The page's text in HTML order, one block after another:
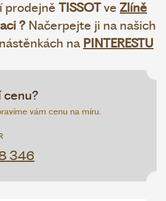
prodejně TISSOTve Zlíně
? Načerpejte ji na našich
naPINTERESTU
cenu?
vám cenu na míru.
346